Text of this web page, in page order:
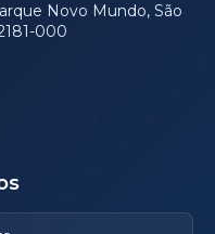
Novo Mundo, São
000